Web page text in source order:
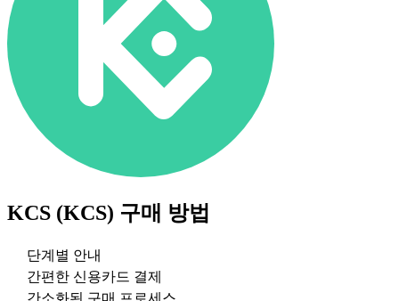
KCS (KCS) 구매 방법
단계별 안내
간편한 신용카드 결제